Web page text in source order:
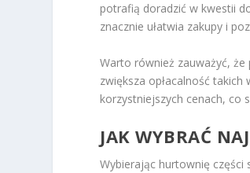
potrafią doradzić w kwestii
znacznie ułatwia zakupy i
Warto również zauważyć,
zwiększa opłacalność
korzystniejszych cenach, co
JAK WYBRAĆ
Wybierając hurtownię